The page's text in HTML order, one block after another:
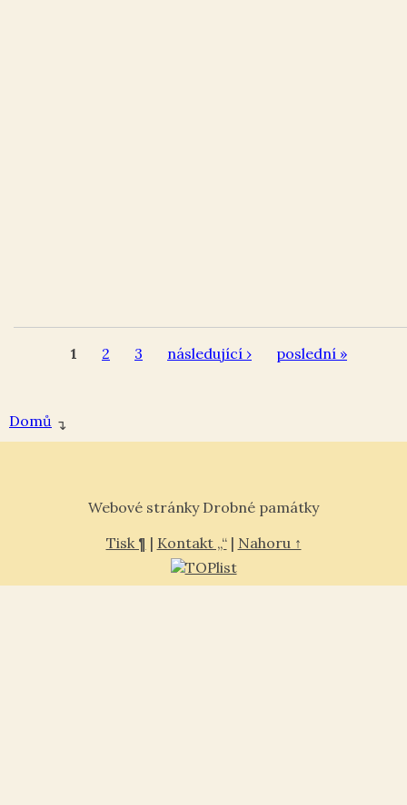
Domů ↴
1 2 3 následující › poslední »
Webové stránky Drobné památky
Tisk ¶ | Kontakt „“| Nahoru ↑